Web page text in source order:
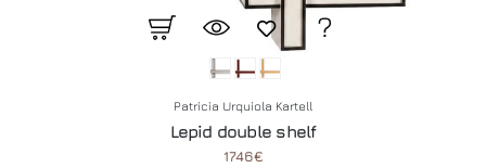
Patricia Urquiola Kartell
Lepid double shelf
1746€